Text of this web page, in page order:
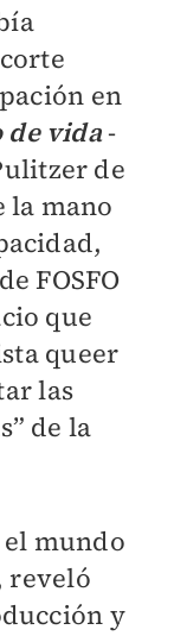
en
de vida-
de
la mano
FOSFO
que
queer
las
de la
el mundo
reveló
y